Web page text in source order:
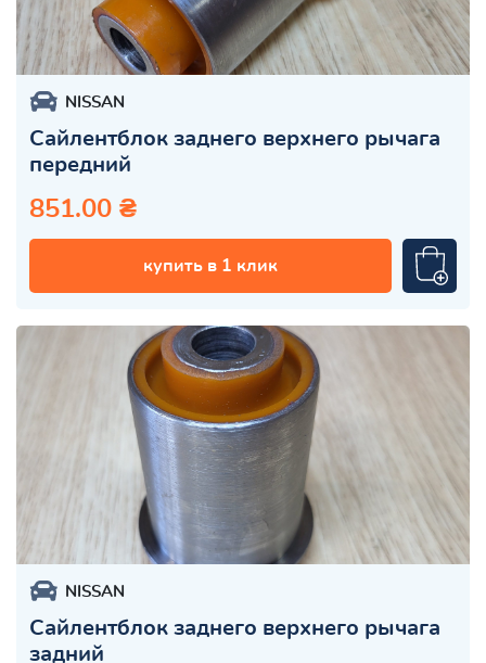
NISSAN
Сайлентблок заднего верхнего рычага
передний
851.00 ₴
купить в 1 клик
NISSAN
Сайлентблок заднего верхнего рычага
задний